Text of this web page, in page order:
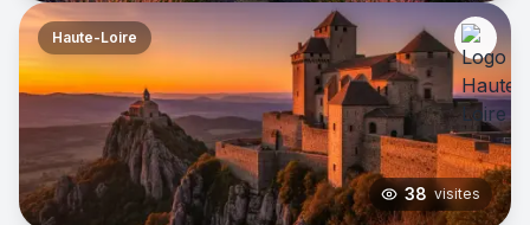
Haute-Loire
38 visites